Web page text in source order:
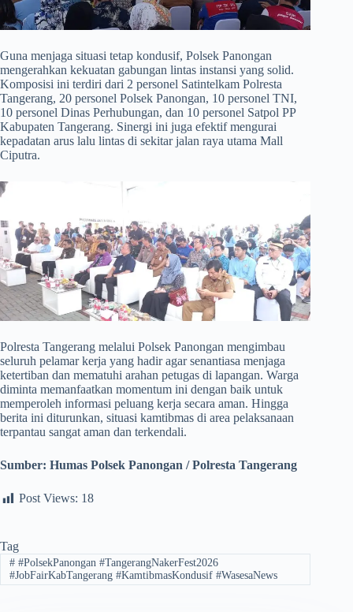
​Guna menjaga situasi tetap kondusif, Polsek Panongan
mengerahkan kekuatan gabungan lintas instansi yang solid.
Komposisi ini terdiri dari 2 personel Satintelkam Polresta
Tangerang, 20 personel Polsek Panongan, 10 personel TNI,
10 personel Dinas Perhubungan, dan 10 personel Satpol PP
Kabupaten Tangerang. Sinergi ini juga efektif mengurai
kepadatan arus lalu lintas di sekitar jalan raya utama Mall
Ciputra.
​Polresta Tangerang melalui Polsek Panongan mengimbau
seluruh pelamar kerja yang hadir agar senantiasa menjaga
ketertiban dan mematuhi arahan petugas di lapangan. Warga
diminta memanfaatkan momentum ini dengan baik untuk
memperoleh informasi peluang kerja secara aman. Hingga
berita ini diturunkan, situasi kamtibmas di area pelaksanaan
terpantau sangat aman dan terkendali.
Sumber: Humas Polsek Panongan / Polresta Tangerang
Post Views: 18
Tag
##PolsekPanongan #TangerangNakerFest2026
#JobFairKabTangerang #KamtibmasKondusif #WasesaNews